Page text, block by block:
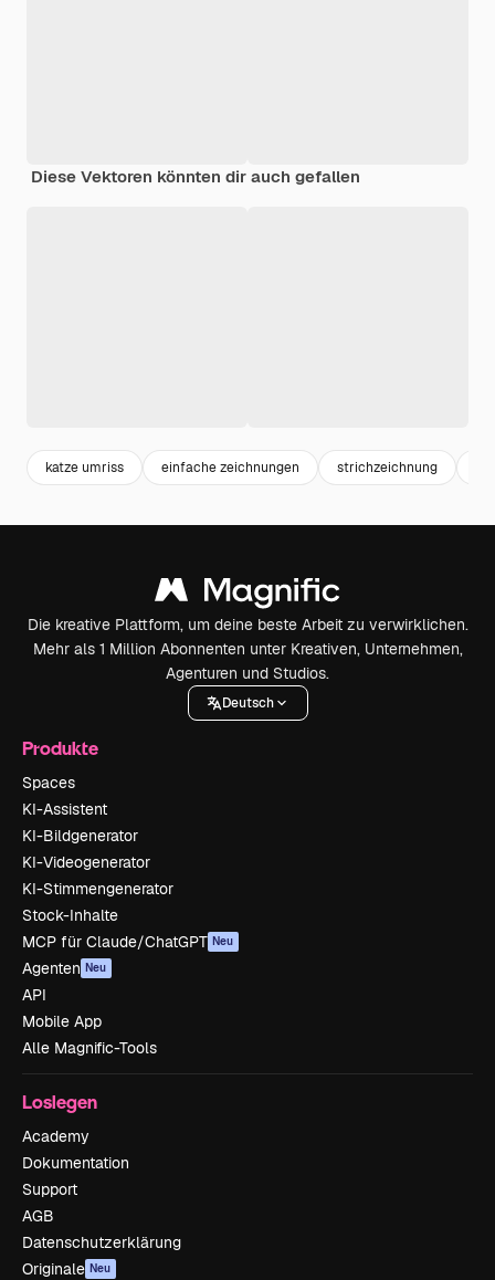
Diese Vektoren könnten dir auch gefallen
katze umriss einfache zeichnungen strichzeichnung
Die kreative Plattform, um deine beste Arbeit zu verwirklichen.
Mehr als 1 Million Abonnenten unter Kreativen, Unternehmen,
Agenturen und Studios.
Deutsch
Produkte
Spaces
KI-Assistent
KI-Bildgenerator
KI-Videogenerator
KI-Stimmengenerator
Stock-Inhalte
MCP für Claude/ChatGPT Neu
Agenten Neu
API
Mobile App
Alle Magnific-Tools
Loslegen
Academy
Dokumentation
Support
AGB
Datenschutzerklärung
Originale Neu